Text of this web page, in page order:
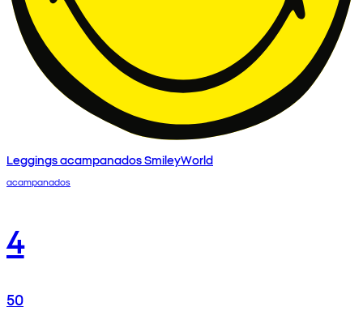
Leggings acampanados SmileyWorld
acampanados
4
50